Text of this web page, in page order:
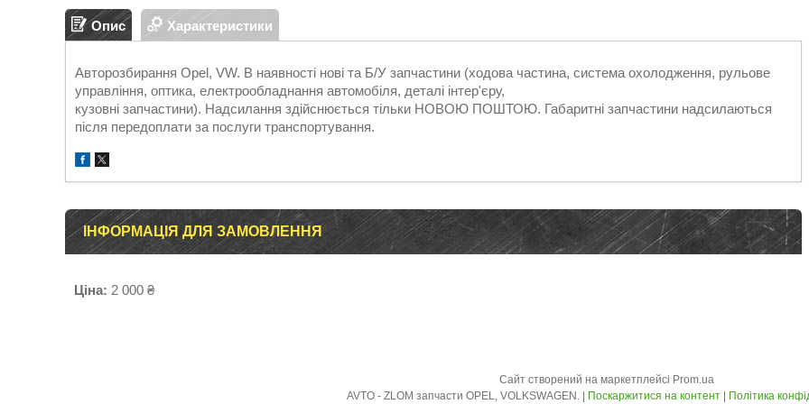
Опис Характеристики
Авторозбирання Opel, VW. В наявності нові та Б/У запчастини (ходова частина, система охолодження, рульове
управління, оптика, електрообладнання автомобіля, деталі інтер'єру,
кузовні запчастини). Надсилання здійснюється тільки НОВОЮ ПОШТОЮ. Габаритні запчастини надсилаються
після передоплати за послуги транспортування.
ІНФОРМАЦІЯ ДЛЯ ЗАМОВЛЕННЯ
Ціна: 2 000 ₴
Сайт створений на маркетплейсі Prom.ua
Поскаржитися на контент Політика